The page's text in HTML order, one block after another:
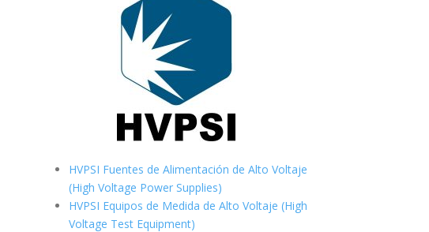
HVPSI Fuentes de Alimentación de Alto Voltaje
(High Voltage Power Supplies)
HVPSI Equipos de Medida de Alto Voltaje (High
Voltage Test Equipment)